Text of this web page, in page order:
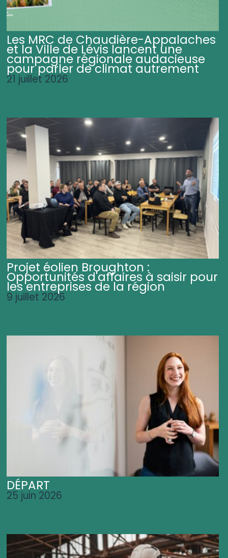
Les MRC de Chaudière-Appalaches
et la Ville de Lévis lancent une
campagne régionale audacieuse
pour parler de climat autrement
21 juillet 2026
Projet éolien Broughton :
Opportunités d'affaires à saisir pour
les entreprises de la région
9 juillet 2026
DÉPART
25 juin 2026